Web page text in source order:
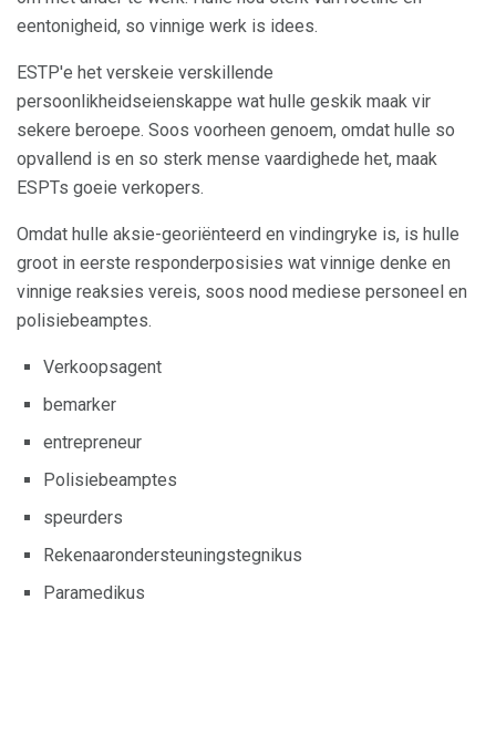
eentonigheid, so vinnige werk is idees.
ESTP'e het verskeie verskillende
persoonlikheidseienskappe wat hulle geskik maak vir
sekere beroepe. Soos voorheen genoem, omdat hulle so
opvallend is en so sterk mense vaardighede het, maak
ESPTs goeie verkopers.
Omdat hulle aksie-georiënteerd en vindingryke is, is hulle
groot in eerste responderposisies wat vinnige denke en
vinnige reaksies vereis, soos nood mediese personeel en
polisiebeamptes.
Verkoopsagent
bemarker
entrepreneur
Polisiebeamptes
speurders
Rekenaarondersteuningstegnikus
Paramedikus